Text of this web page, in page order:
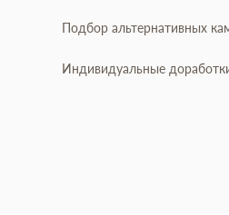
Подбор альтернативных
Индивидуальные